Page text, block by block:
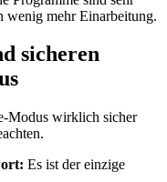
wenig mehr Einarbeitung.
sicheren
Modus wirklich sicher
Es ist der einzige